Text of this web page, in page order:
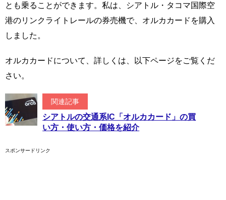
とも乗ることができます。私は、シアトル・タコマ国際空
港のリンクライトレールの券売機で、オルカカードを購入
しました。
オルカカードについて、詳しくは、以下ページをご覧くだ
さい。
関連記事
シアトルの交通系IC「オルカカード」の買
い方・使い方・価格を紹介
スポンサードリンク